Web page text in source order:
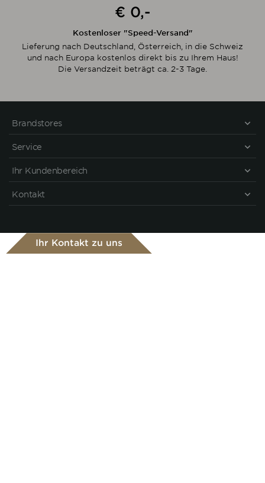
€ 0,-
Kostenloser "Speed-Versand"
Lieferung nach Deutschland, Österreich, in die Schweiz
und nach Europa kostenlos direkt bis zu Ihrem Haus!
Die Versandzeit beträgt ca. 2-3 Tage.
Brandstores
Service
Ihr Kundenbereich
Kontakt
Ihr Kontakt zu uns